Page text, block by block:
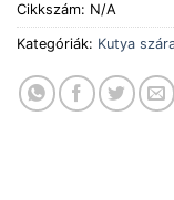
Cikkszám: N/A
Kategóriák: Kutya